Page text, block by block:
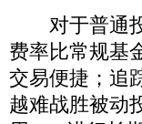
对于普通投
费率比常规基
交易便捷；追
越难战胜被动